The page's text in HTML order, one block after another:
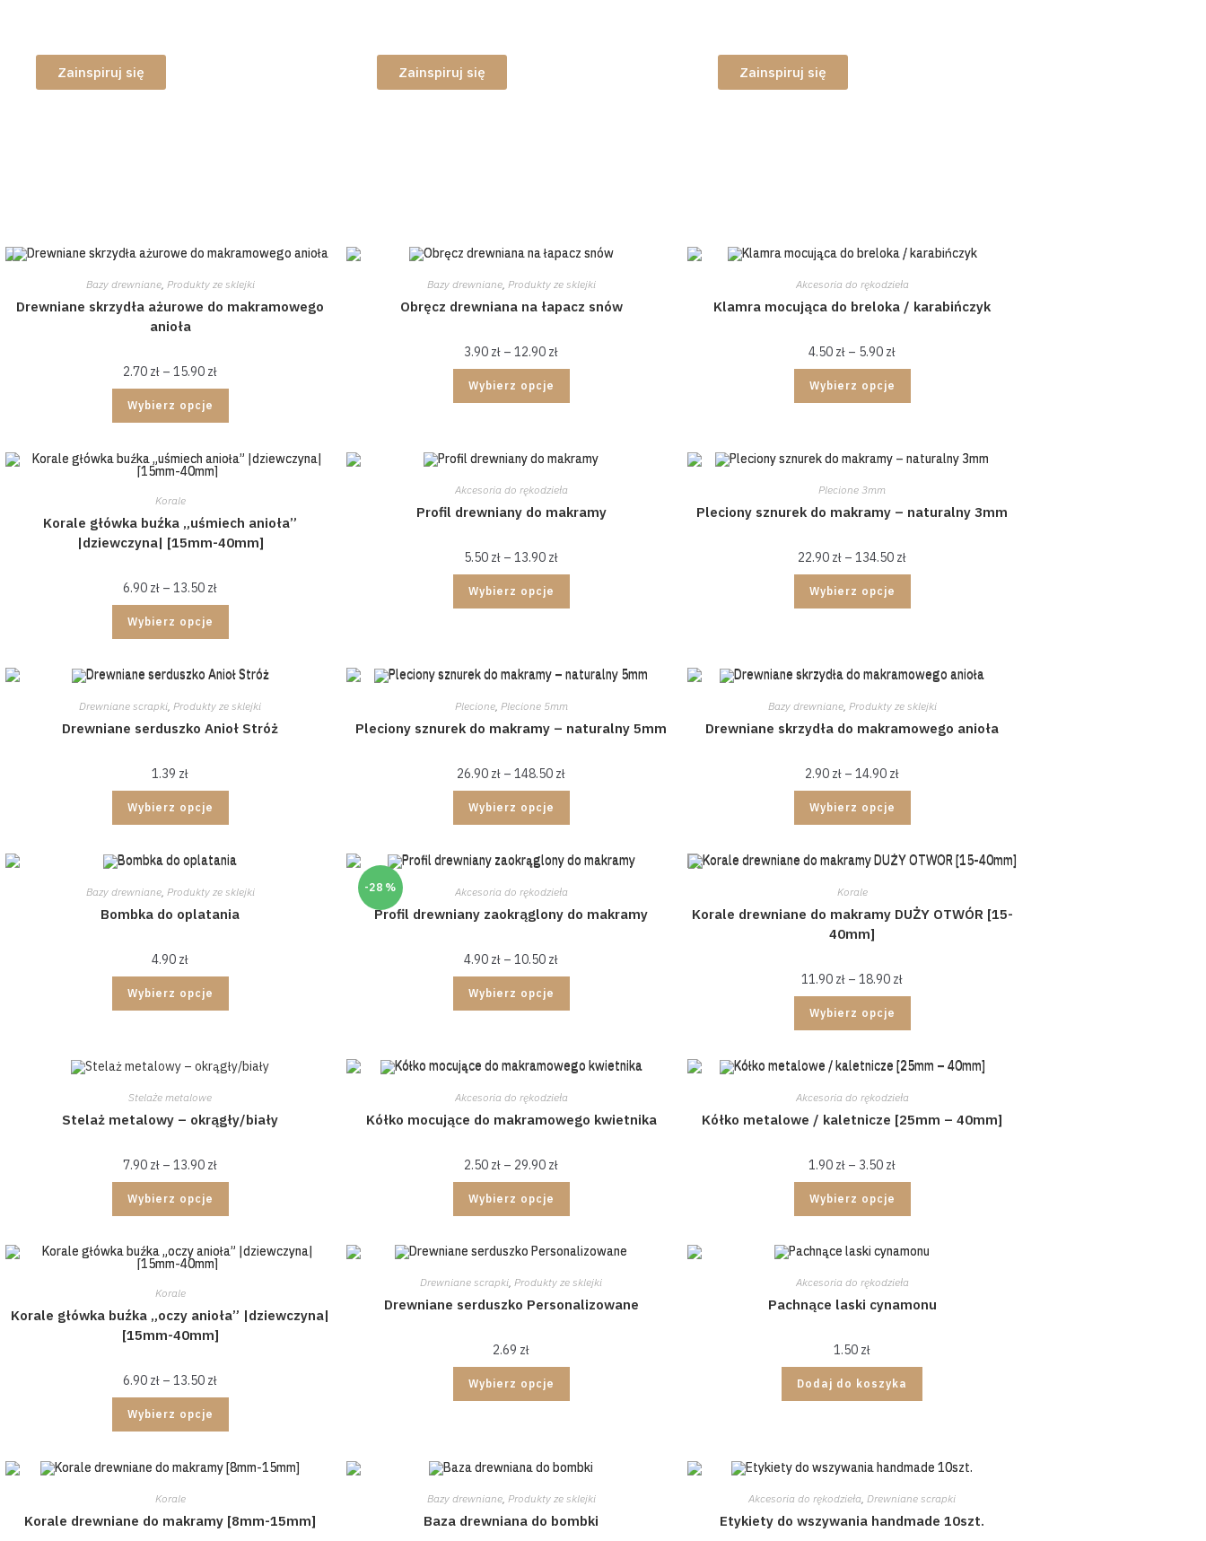
Zainspiruj się Zainspiruj się Zainspiruj się
Bazy drewniane, Produkty ze sklejki
Drewniane skrzydła ażurowe do makramowego
anioła
2.70 zł – 15.90 zł
Wybierz opcje
Bazy drewniane, Produkty ze sklejki
Obręcz drewniana na łapacz snów
3.90 zł – 12.90 zł
Wybierz opcje
Akcesoria do rękodzieła
Klamra mocująca do breloka / karabińczyk
4.50 zł – 5.90 zł
Wybierz opcje
Korale
Korale główka buźka „uśmiech anioła”
|dziewczyna| [15mm-40mm]
6.90 zł – 13.50 zł
Wybierz opcje
Akcesoria do rękodzieła
Profil drewniany do makramy
5.50 zł – 13.90 zł
Wybierz opcje
Plecione 3mm
Pleciony sznurek do makramy – naturalny 3mm
22.90 zł – 134.50 zł
Wybierz opcje
Drewniane scrapki Produkty ze sklejki
Drewniane serduszko Anioł Stróż
1.39 zł
Wybierz opcje
Plecione, Plecione 5mm
Pleciony sznurek do makramy – naturalny 5mm
26.90 zł – 148.50 zł
Wybierz opcje
Bazy drewniane, Produkty ze sklejki
Drewniane skrzydła do makramowego anioła
2.90 zł – 14.90 zł
Wybierz opcje
Bazy drewniane, Produkty ze sklejki
Bombka do oplatania
4.90 zł
Wybierz opcje
-28 % Akcesoria do rękodzieła
Profil drewniany zaokrąglony do makramy
4.90 zł – 10.50 zł
Wybierz opcje
Korale
Korale drewniane do makramy DUŻY OTWÓR [15-
40mm]
11.90 zł – 18.90 zł
Wybierz opcje
Stelaże metalowe
Stelaż metalowy – okrągły/biały
7.90 zł – 13.90 zł
Wybierz opcje
Akcesoria do rękodzieła
Kółko mocujące do makramowego kwietnika
2.50 zł – 29.90 zł
Wybierz opcje
Akcesoria do rękodzieła
Kółko metalowe / kaletnicze [25mm – 40mm]
1.90 zł – 3.50 zł
Wybierz opcje
Korale
Korale główka buźka „oczy anioła” |dziewczyna|
[15mm-40mm]
6.90 zł – 13.50 zł
Wybierz opcje
Drewniane scrapki,Produkty ze sklejki
Drewniane serduszko Personalizowane
2.69 zł
Wybierz opcje
Akcesoria do rękodzieła
Pachnące laski cynamonu
1.50 zł
Dodaj do koszyka
Korale
Korale drewniane do makramy [8mm-15mm]
Bazy drewniane, Produkty ze sklejki
Baza drewniana do bombki
Akcesoria do rękodzieła Drewniane scrapki
Etykiety do wszywania handmade 10szt.